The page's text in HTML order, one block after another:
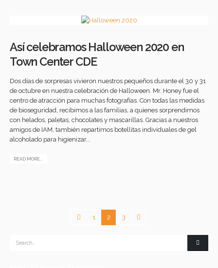
Así celebramos Halloween 2020 en
Town Center CDE
Dos días de sorpresas vivieron nuestros pequeños durante el 30 y 31
de octubre en nuestra celebración de Halloween. Mr. Honey fue el
centro de atracción para muchas fotografías. Con todas las medidas
de bioseguridad, recibimos a las familias, a quienes sorprendimos
con helados, paletas, chocolates y mascarillas. Gracias a nuestros
amigos de IAM, también repartimos botellitas individuales de gel
alcoholado para higienizar...
READ MORE...
1 2 3